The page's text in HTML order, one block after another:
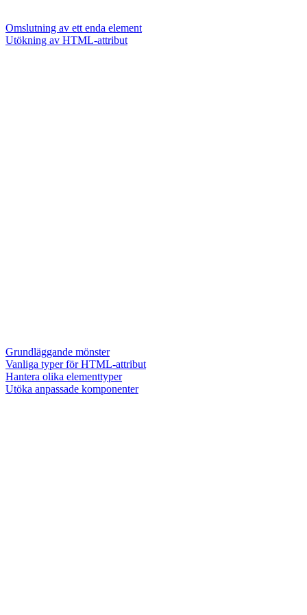
Omslutning av ett enda element
Utökning av HTML-attribut
Grundläggande mönster
Vanliga typer för HTML-attribut
Hantera olika elementtyper
Utöka anpassade komponenter